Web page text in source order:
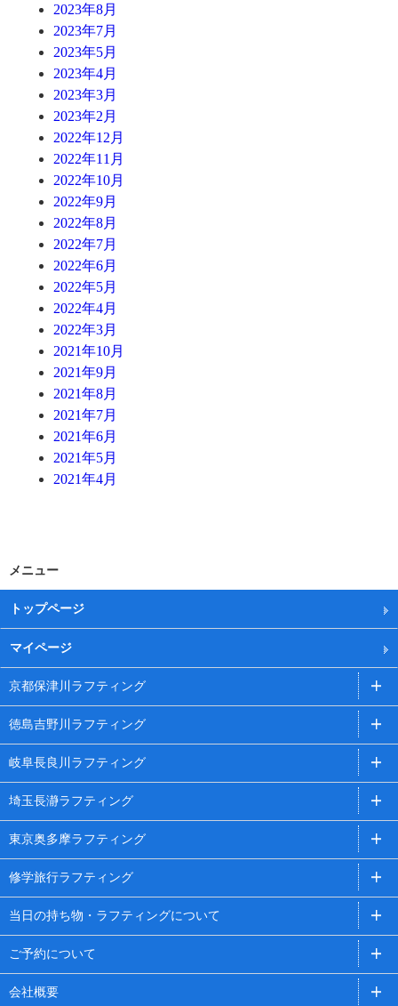
2023年8月
2023年7月
2023年5月
2023年4月
2023年3月
2023年2月
2022年12月
2022年11月
2022年10月
2022年9月
2022年8月
2022年7月
2022年6月
2022年5月
2022年4月
2022年3月
2021年10月
2021年9月
2021年8月
2021年7月
2021年6月
2021年5月
2021年4月
メニュー
トップページ
マイページ
京都保津川ラフティング
徳島吉野川ラフティング
岐阜長良川ラフティング
埼玉長瀞ラフティング
東京奥多摩ラフティング
修学旅行ラフティング
当日の持ち物・ラフティングについて
ご予約について
会社概要